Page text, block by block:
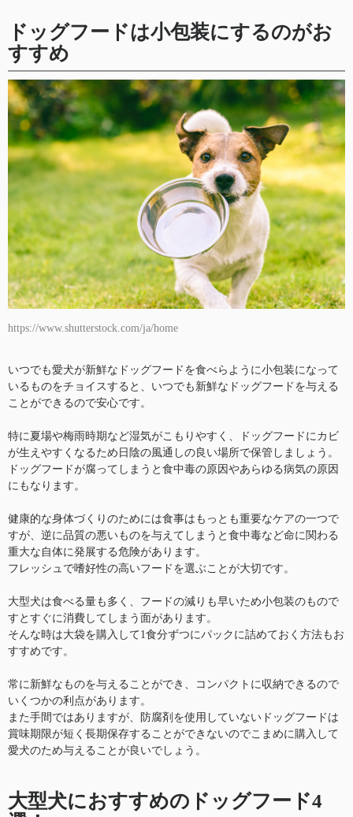
ドッグフードは小包装にするのがお
すすめ
https://www.shutterstock.com/ja/home
いつでも愛犬が新鮮なドッグフードを食べらように小包装になって
いるものをチョイスすると、いつでも新鮮なドッグフードを与える
ことができるので安心です。
特に夏場や梅雨時期など湿気がこもりやすく、ドッグフードにカビ
が生えやすくなるため日陰の風通しの良い場所で保管しましょう。
ドッグフードが腐ってしまうと食中毒の原因やあらゆる病気の原因
にもなります。
健康的な身体づくりのためには食事はもっとも重要なケアの一つで
すが、逆に品質の悪いものを与えてしまうと食中毒など命に関わる
重大な自体に発展する危険があります。
フレッシュで嗜好性の高いフードを選ぶことが大切です。
大型犬は食べる量も多く、フードの減りも早いため小包装のもので
すとすぐに消費してしまう面があります。
そんな時は大袋を購入して1食分ずつにパックに詰めておく方法もお
すすめです。
常に新鮮なものを与えることができ、コンパクトに収納できるので
いくつかの利点があります。
また手間ではありますが、防腐剤を使用していないドッグフードは
賞味期限が短く長期保存することができないのでこまめに購入して
愛犬のため与えることが良いでしょう。
大型犬におすすめのドッグフード4